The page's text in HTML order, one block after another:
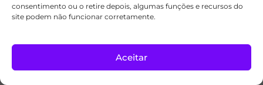
consentimento ou o retire depois, algumas funções e recursos do
site podem não funcionar corretamente.
Aceitar